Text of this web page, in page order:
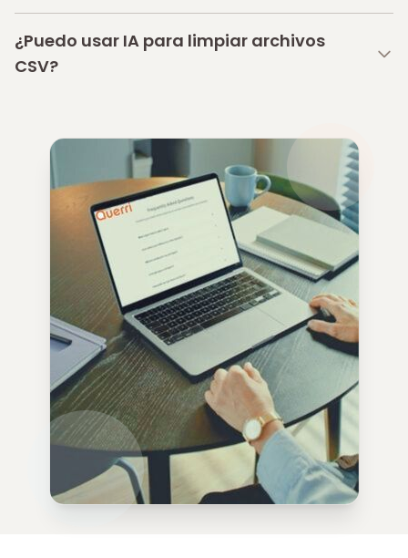
¿Puedo usar IA para limpiar archivos
CSV?